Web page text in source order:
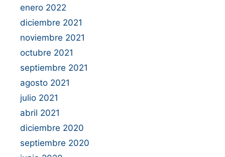
enero 2022
diciembre 2021
noviembre 2021
octubre 2021
septiembre 2021
agosto 2021
julio 2021
abril 2021
diciembre 2020
septiembre 2020